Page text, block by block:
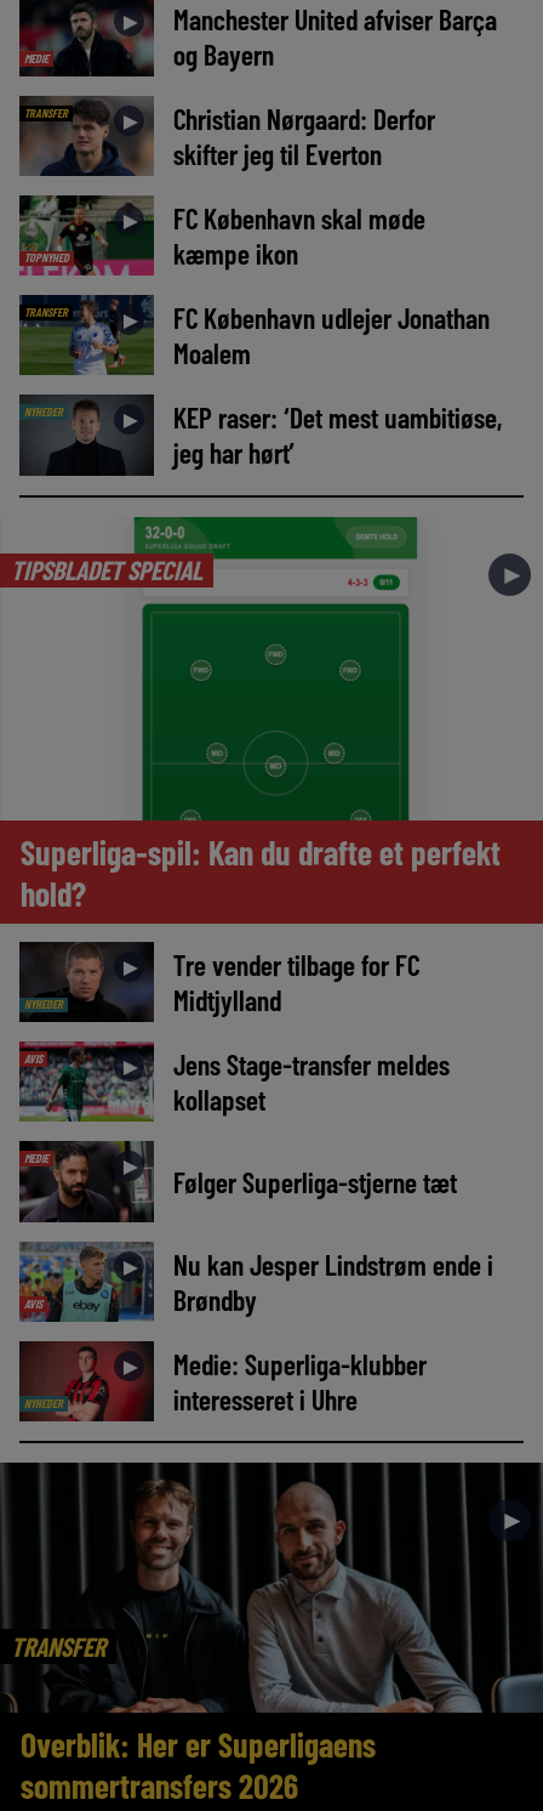
MEDIE
►
Manchester United afviser Barça
og Bayern
TRANSFER ►
Christian Nørgaard: Derfor
skifter jeg til Everton
TOPNYHED
►
FC København skal møde
kæmpe ikon
TRANSFER ►
FC København udlejer Jonathan
Moalem
NYHEDER ►
KEP raser: ‘Det mest uambitiøse,
jeg har hørt’
TIPSBLADET SPECIAL ►
Superliga-spil: Kan du drafte et perfekt
hold?
NYHEDER
►
Tre vender tilbage for FC
Midtjylland
AVIS ►
Jens Stage-transfer meldes
kollapset
MEDIE ► Følger Superliga-stjerne tæt
AVIS
►
Nu kan Jesper Lindstrøm ende i
Brøndby
NYHEDER
►
Medie: Superliga-klubber
interesseret i Uhre
TRANSFER
►
Overblik: Her er Superligaens
sommertransfers 2026